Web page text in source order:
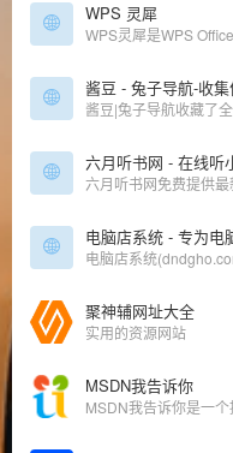
WPS 灵犀
酱豆 - 兔子导航-收
六月听书网 - 在线听
电脑店系统 - 专为电
聚神辅网址大全
实用的资源网站
MSDN我告诉你